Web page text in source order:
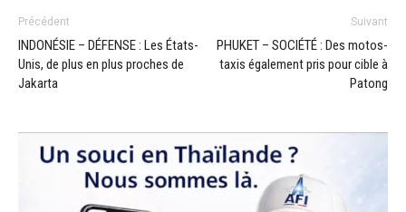
Précédent
INDONÉSIE – DÉFENSE : Les États-
Unis, de plus en plus proches de
Jakarta
Suivant
PHUKET – SOCIÉTÉ : Des motos-
taxis également pris pour cible à
Patong